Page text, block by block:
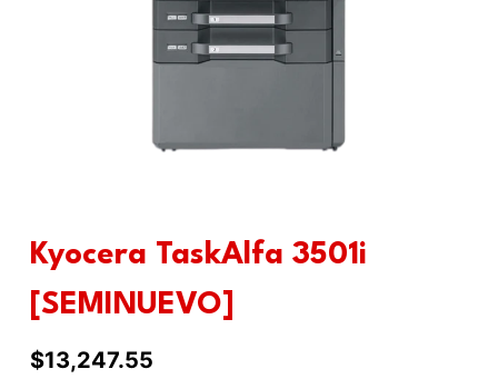
Kyocera TaskAlfa 3501i
[SEMINUEVO]
$13,247.55